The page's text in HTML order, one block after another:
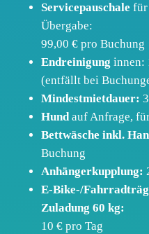
Servicepauschale für
Übergabe:
99,00 € pro Buchung
Endreinigung innen:
(entfällt bei
Mindestmietdauer:
Hundauf Anfrage,
Bettwäsche inkl.
Buchung
Anhängerkupplung:
E-Bike-/
Zuladung 60 kg:
10 € pro Tag